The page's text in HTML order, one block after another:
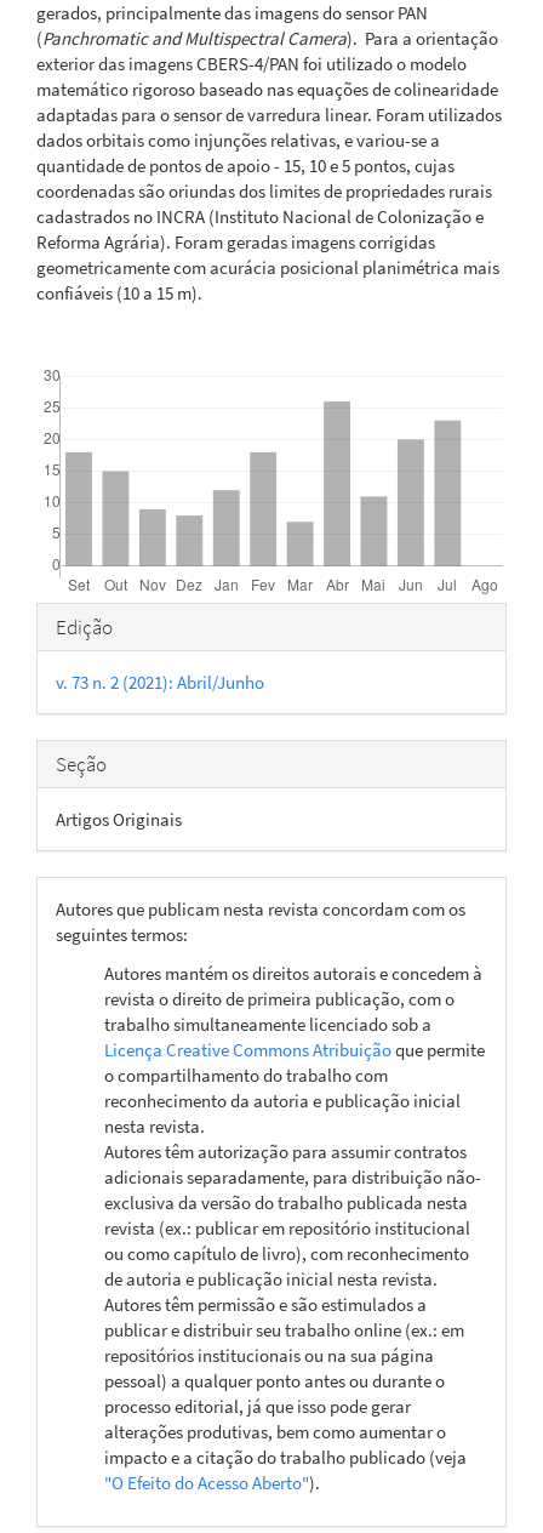
gerados, principalmente das imagens do sensor PAN
(Panchromatic and Multispectral Camera). Para a orientação
exterior das imagens CBERS-4/PAN foi utilizado o modelo
matemático rigoroso baseado nas equações de colinearidade
adaptadas para o sensor de varredura linear. Foram utilizados
dados orbitais como injunções relativas, e variou-se a
quantidade de pontos de apoio - 15, 10 e 5 pontos, cujas
coordenadas são oriundas dos limites de propriedades rurais
cadastrados no INCRA (Instituto Nacional de Colonização e
Reforma Agrária). Foram geradas imagens corrigidas
geometricamente com acurácia posicional planimétrica mais
confiáveis (10 a 15 m).
Detalhes
do
artigo
Edição
v. 73 n. 2 (2021): Abril/Junho
Seção
Artigos Originais
Autores que publicam nesta revista concordam com os
seguintes termos:
Autores mantém os direitos autorais e concedem à
revista o direito de primeira publicação, com o
trabalho simultaneamente licenciado sob a
Licença Creative Commons Atribuiçãoque permite
o compartilhamento do trabalho com
reconhecimento da autoria e publicação inicial
nesta revista.
Autores têm autorização para assumir contratos
adicionais separadamente, para distribuição não-
exclusiva da versão do trabalho publicada nesta
revista (ex.: publicar em repositório institucional
ou como capítulo de livro), com reconhecimento
de autoria e publicação inicial nesta revista.
Autores têm permissão e são estimulados a
publicar e distribuir seu trabalho online (ex.: em
repositórios institucionais ou na sua página
pessoal) a qualquer ponto antes ou durante o
processo editorial, já que isso pode gerar
alterações produtivas, bem como aumentar o
impacto e a citação do trabalho publicado (veja
"O Efeito do Acesso Aberto").